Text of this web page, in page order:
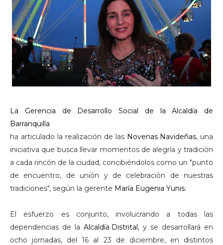
La Gerencia de Desarrollo Social de la Alcaldía de
Barranquilla
ha articulado la realización de las Novenas Navideñas, una
iniciativa que busca llevar momentos de alegría y tradición
a cada rincón de la ciudad, concibiéndolos como un "punto
de encuentro, de unión y de celebración de nuestras
tradiciones", según la gerente María Eugenia Yunis.
El esfuerzo es conjunto, involucrando a todas las
dependencias de la Alcaldía Distrital, y se desarrollará en
ocho jornadas, del 16 al 23 de diciembre, en distintos